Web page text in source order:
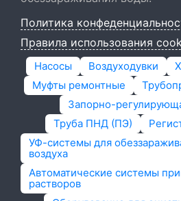
Политика
Правила использования
Насосы Воздуходувки
Муфты ремонтные
Запорно-
Труба ПНД (ПЭ)
УФ-системы для
воздуха
Автоматические системы
растворов